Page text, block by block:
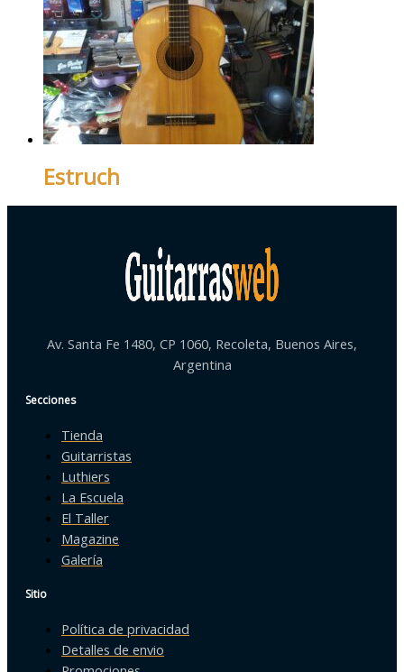
Estruch
Av. Santa Fe 1480, CP 1060, Recoleta, Buenos Aires,
Argentina
Secciones
Tienda
Guitarristas
Luthiers
La Escuela
El Taller
Magazine
Galería
Sitio
Política de privacidad
Detalles de envio